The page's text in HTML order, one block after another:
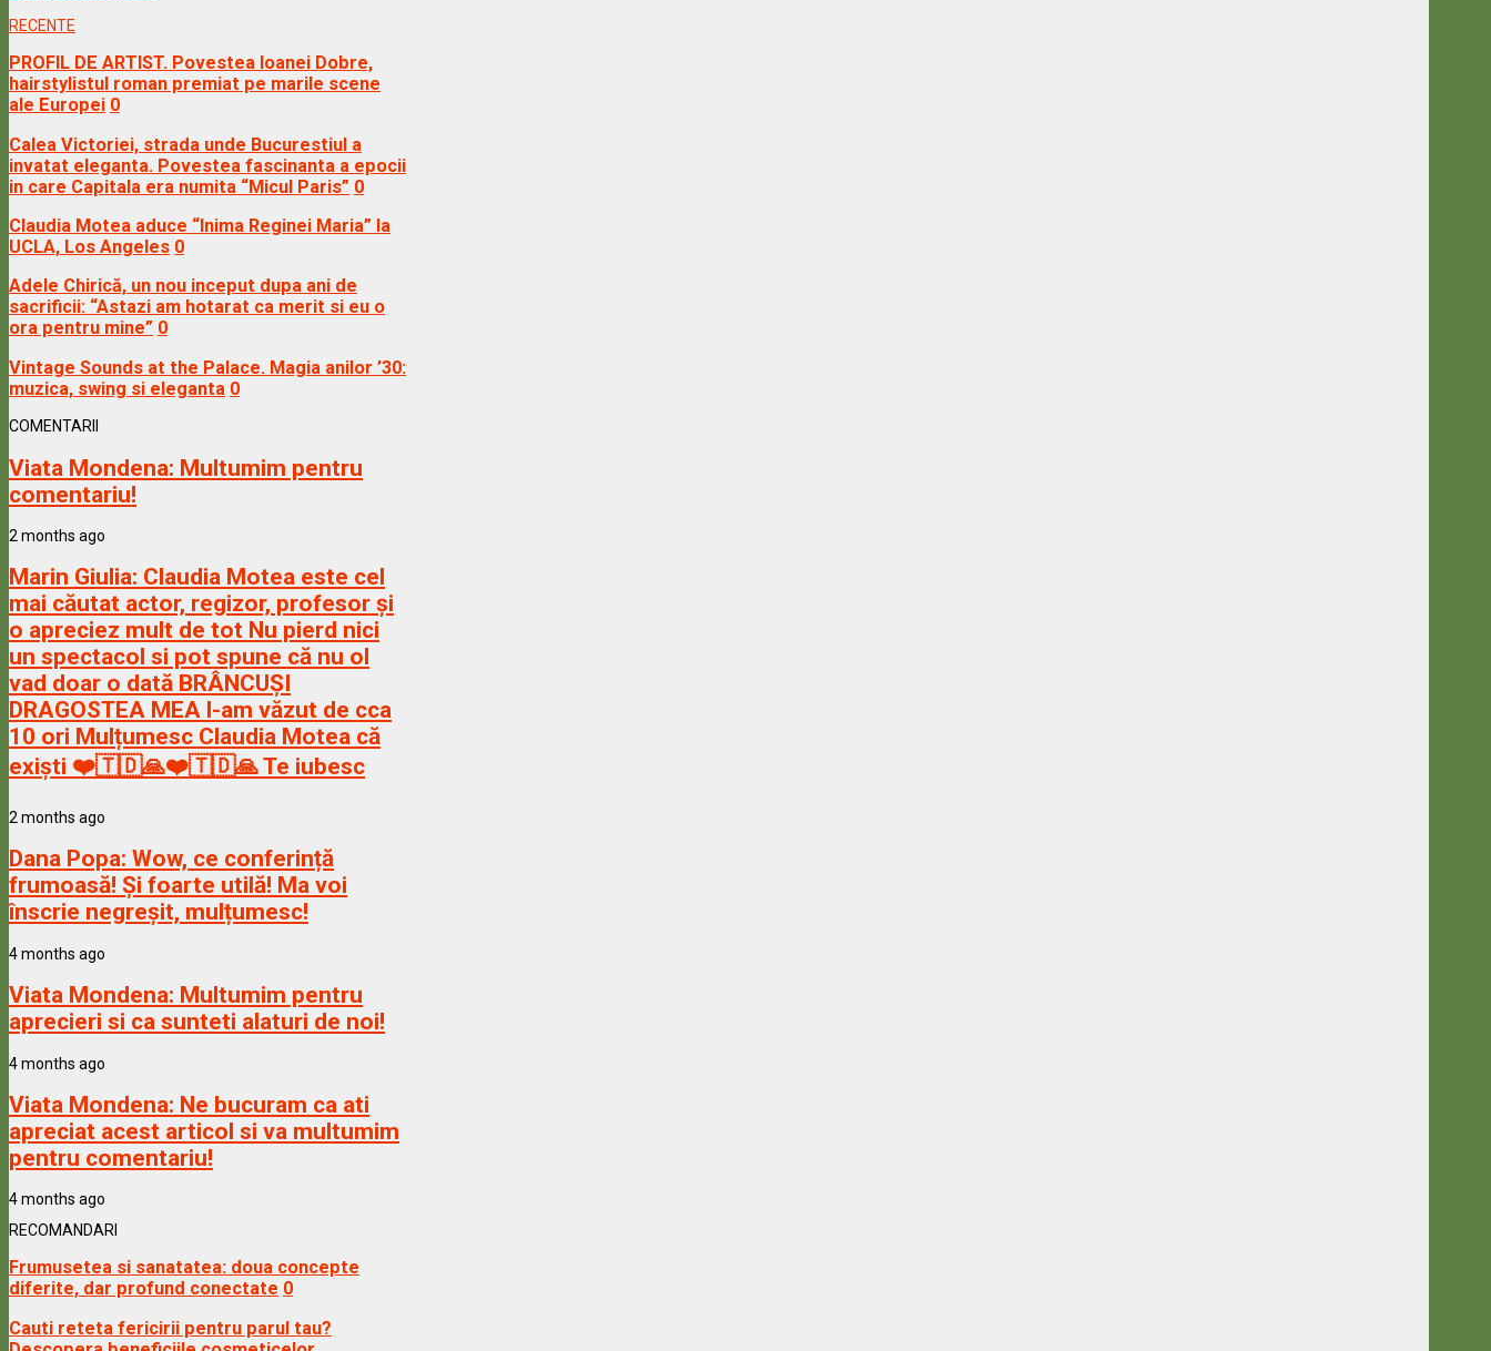
RECENTE
PROFIL DE ARTIST. Povestea Ioanei Dobre,
hairstylistul roman premiat pe marile scene
ale Europei 0
Calea Victoriei, strada unde Bucurestiul a
invatat eleganta. Povestea fascinanta a epocii
in care Capitala era numita “Micul Paris” 0
Claudia Motea aduce “Inima Reginei Maria” la
UCLA, Los Angeles 0
Adele Chirică, un nou inceput dupa ani de
sacrificii: “Astazi am hotarat ca merit si eu o
ora pentru mine” 0
Vintage Sounds at the Palace. Magia anilor ’30:
muzica, swing si eleganta 0
COMENTARII
Viata Mondena: Multumim pentru
comentariu!
2 months ago
Marin Giulia: Claudia Motea este cel
mai căutat actor, regizor, profesor și
o apreciez mult de tot Nu pierd nici
un spectacol si pot spune că nu ol
vad doar o dată BRÂNCUȘI
DRAGOSTEA MEA l-am văzut de cca
10 ori Mulțumesc Claudia Motea că
exiști ❤️🇹🇩🙏❤️🇹🇩🙏 Te iubesc
2 months ago
Dana Popa: Wow, ce conferință
frumoasă! Și foarte utilă! Ma voi
înscrie negreșit, mulțumesc!
4 months ago
Viata Mondena: Multumim pentru
aprecieri si ca sunteti alaturi de noi!
4 months ago
Viata Mondena: Ne bucuram ca ati
apreciat acest articol si va multumim
pentru comentariu!
4 months ago
RECOMANDARI
Frumusetea si sanatatea: doua concepte
diferite, dar profund conectate 0
Cauti reteta fericirii pentru parul tau?